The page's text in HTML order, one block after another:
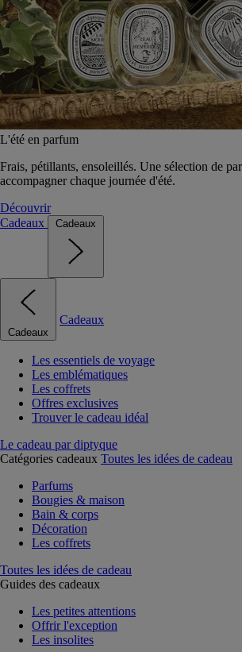
L'été en parfum
Frais, pétillants, ensoleillés. Une sélection de
accompagner chaque journée d'été.
Découvrir
Cadeaux
Cadeaux
Cadeaux
Cadeaux
Les essentiels de voyage
Les emblématiques
Les coffrets
Offres exclusives
Trouver le cadeau idéal
Le cadeau par diptyque
Catégories cadeaux Toutes les idées de cadeau
Parfums
Bougies & maison
Bain & corps
Décoration
Les coffrets
Toutes les idées de cadeau
Guides des cadeaux
Les petites attentions
Offrir l'exception
Les insolites